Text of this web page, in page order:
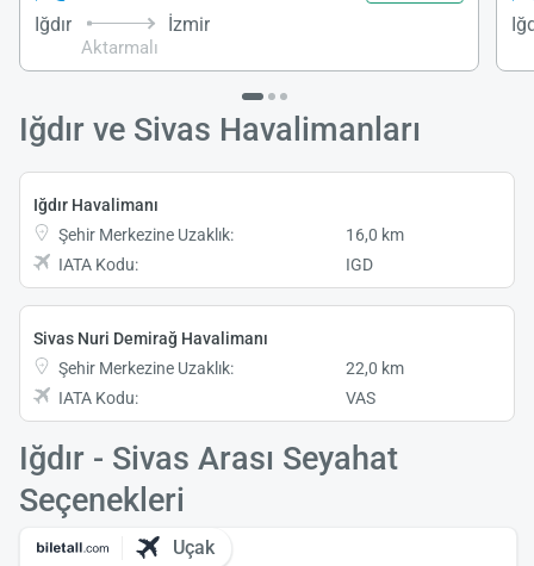
Iğdır
Aktarmalı
İzmir
Iğdır ve Sivas Havalimanları
Iğdır Havalimanı
Şehir Merkezine Uzaklık:
16,0 km
IATA Kodu:
IGD
Sivas Nuri Demirağ Havalimanı
Şehir Merkezine Uzaklık:
22,0 km
IATA Kodu:
VAS
Iğdır - Sivas Arası Seyahat
Seçenekleri
Uçak